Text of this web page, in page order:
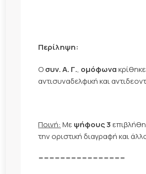
Περίληψη:
Οσυν. Α. Γ., ομόφωνακρίθηκε
αντισυναδελφική και
Ποινή: Με ψήφους 3
την οριστική διαγραφή και
================